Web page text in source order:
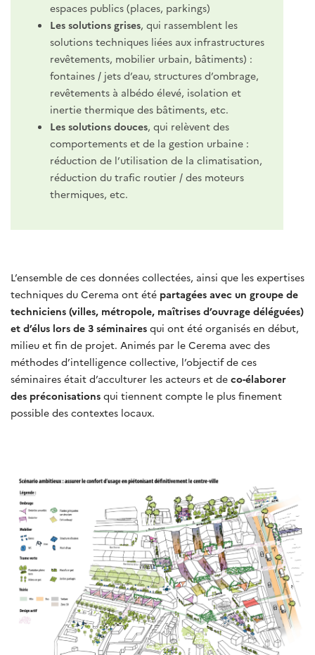
espaces publics (places, parkings)
Les solutions grises, qui rassemblent les
solutions techniques liées aux infrastructures
revêtements, mobilier urbain, bâtiments) :
fontaines / jets d’eau, structures d’ombrage,
revêtements à albédo élevé, isolation et
inertie thermique des bâtiments, etc.
Les solutions douces, qui relèvent des
comportements et de la gestion urbaine :
réduction de l’utilisation de la climatisation,
réduction du trafic routier / des moteurs
thermiques, etc.
L’ensemble de ces données collectées, ainsi que les expertises
techniques du Cerema ont été partagées avec un groupe de
techniciens (villes, métropole, maîtrises d’ouvrage déléguées)
et d’élus lors de 3 séminaires qui ont été organisés en début,
milieu et fin de projet. Animés par le Cerema avec des
méthodes d’intelligence collective, l’objectif de ces
séminaires était d’acculturer les acteurs et de co-élaborer
des préconisations qui tiennent compte le plus finement
possible des contextes locaux.